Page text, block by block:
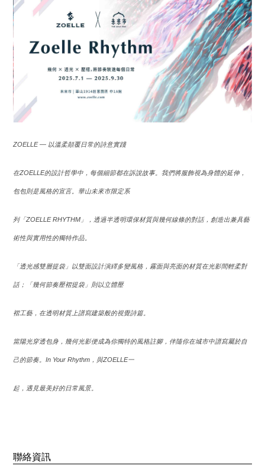
ZOELLE — 以溫柔顛覆日常的詩意實踐
在ZOELLE的設計哲學中，每個細節都在訴說故事。我們將服飾視為身體的延伸，
包包則是風格的宣言。華山未來市限定系
列「ZOELLE RHYTHM 」，透過半透明環保材質與幾何線條的對話，創造出兼具藝
術性與實用性的獨特作品。
「透光感雙層提袋」以雙面設計演繹多變風格，霧面與亮面的材質在光影間輕柔對
話；「幾何節奏壓褶提袋」則以立體壓
褶工藝，在透明材質上譜寫建築般的視覺詩篇。
當陽光穿透包身，幾何光影便成為你獨特的風格註腳，伴隨你在城市中譜寫屬於自
己的節奏。In Your Rhythm ，與ZOELLE一
起，遇見最美好的日常風景。
聯絡資訊